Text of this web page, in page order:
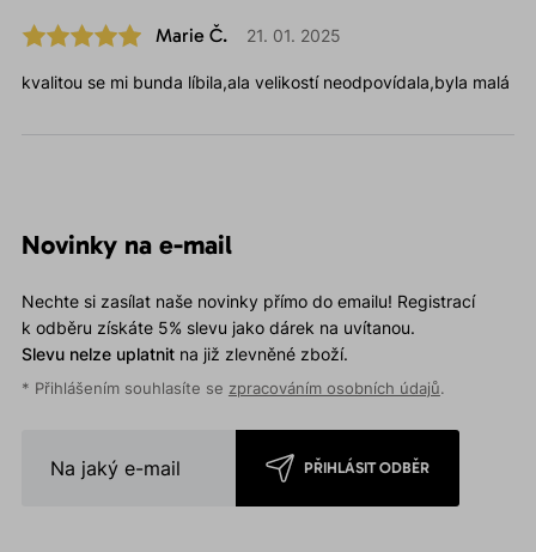
Marie Č. 21. 01. 2025
kvalitou se mi bunda líbila,ala velikostí neodpovídala,byla malá
Novinky na e-mail
Nechte si zasílat naše novinky přímo do emailu! Registrací
k odběru získáte 5% slevu jako dárek na uvítanou.
Slevu nelze uplatnitna již zlevněné zboží.
* Přihlášením souhlasíte se zpracováním osobních údajů.
PŘIHLÁSIT ODBĚR